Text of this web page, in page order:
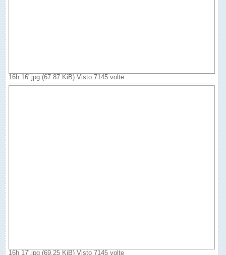
16h 16'.jpg (67.87 KiB) Visto 7145 volte
16h 17'.jpg (69.25 KiB) Visto 7145 volte